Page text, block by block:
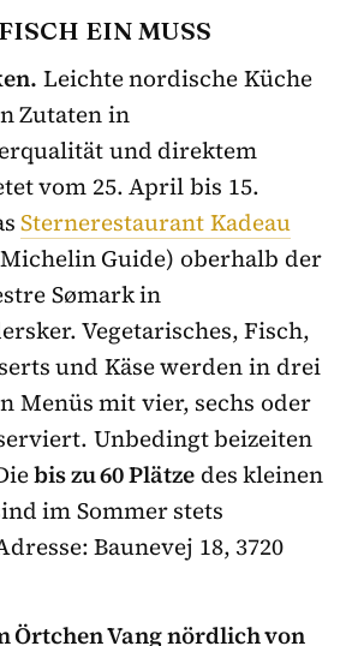
EIN MUSS
Leichte nordische Küche
Zutaten in
und direktem
vom 25. April bis 15.
Sternerestaurant Kadeau
Guide) oberhalb der
Sømark in
Vegetarisches, Fisch,
und Käse werden in drei
Menüs mit vier, sechs oder
Unbedingt beizeiten
bis zu 60 Plätze des kleinen
im Sommer stets
Baunevej 18, 3720
Örtchen Vang nördlich von